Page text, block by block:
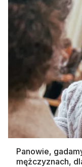
Panowie,
mężczyznach,